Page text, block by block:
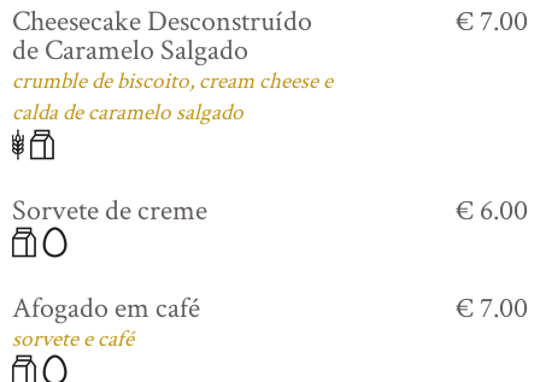
Cheesecake Desconstruído
de Caramelo Salgado
crumble de biscoito, cream cheese e
calda de caramelo salgado
€ 7.00
Sorvete de creme € 6.00
Afogado em café
sorvete e café
€ 7.00